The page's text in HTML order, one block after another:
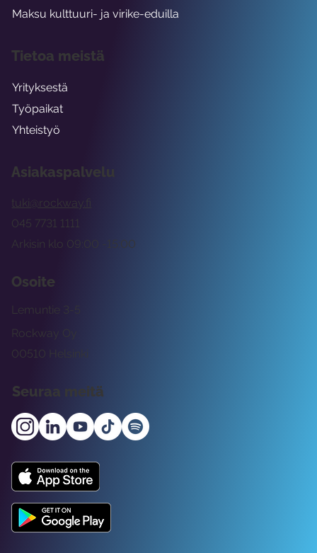
Asiakaspalvelu
tuki@rockway.fi
Arkisin klo 09:00 -15:00
045 7731 1111
Osoite
Rockway Oy
Lemuntie 3-5
00510 Helsinki
Seuraa meitä
Maksu kulttuuri- ja virike-eduilla
Tietoa meistä
Yrityksestä
Työpaikat
Yhteistyö